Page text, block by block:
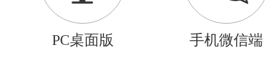
PC桌面版 手机微信端